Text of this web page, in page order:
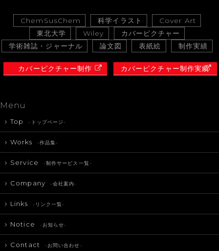
ChemSusChem 科学イラスト
Cover Art
東北大学
Wiley
カバーピクチャー
学術雑誌・ジャーナル
論文図 表紙絵 制作実績
カバーピクチャー制作 カバーピクチャー制作実績
Menu
Top -トップページ-
Works -作品集-
Service -制作サービス一覧-
Company -会社案内-
Links -リンク一覧-
Notice -お知らせ-
Contact -お問い合わせ-